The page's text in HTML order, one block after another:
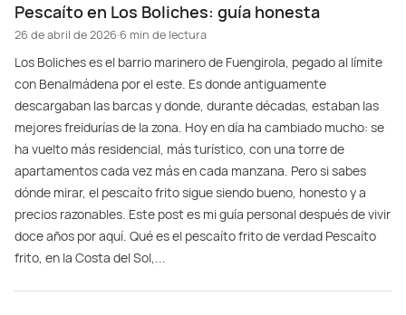
Pescaíto en Los Boliches: guía honesta
26 de abril de 2026·6 min de lectura
Los Boliches es el barrio marinero de Fuengirola, pegado al límite
con Benalmádena por el este. Es donde antiguamente
descargaban las barcas y donde, durante décadas, estaban las
mejores freidurías de la zona. Hoy en día ha cambiado mucho: se
ha vuelto más residencial, más turístico, con una torre de
apartamentos cada vez más en cada manzana. Pero si sabes
dónde mirar, el pescaíto frito sigue siendo bueno, honesto y a
precios razonables. Este post es mi guía personal después de vivir
doce años por aquí. Qué es el pescaíto frito de verdad Pescaíto
frito, en la Costa del Sol,...